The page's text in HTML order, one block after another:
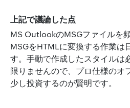
上記で議論した点
MS OutlookのMSGファイルを
MSGをHTMLに変換する作業は
す。手動で作成したスタイルは
限りませんので、プロ仕様のオ
少し投資するのが賢明です。